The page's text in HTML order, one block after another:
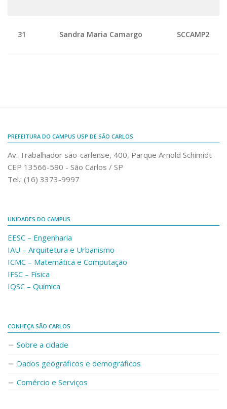
Ouvidoria do Campus
31 Sandra Maria Camargo SCCAMP2
PREFEITURA DO CAMPUS USP DE SÃO CARLOS
Av. Trabalhador são-carlense, 400, Parque Arnold Schimidt
CEP 13566-590 - São Carlos / SP
Tel.: (16) 3373-9997
UNIDADES DO CAMPUS
EESC – Engenharia
IAU – Arquitetura e Urbanismo
ICMC – Matemática e Computação
IFSC – Física
IQSC – Química
CONHEÇA SÃO CARLOS
Sobre a cidade
Dados geográficos e demográficos
Comércio e Serviços